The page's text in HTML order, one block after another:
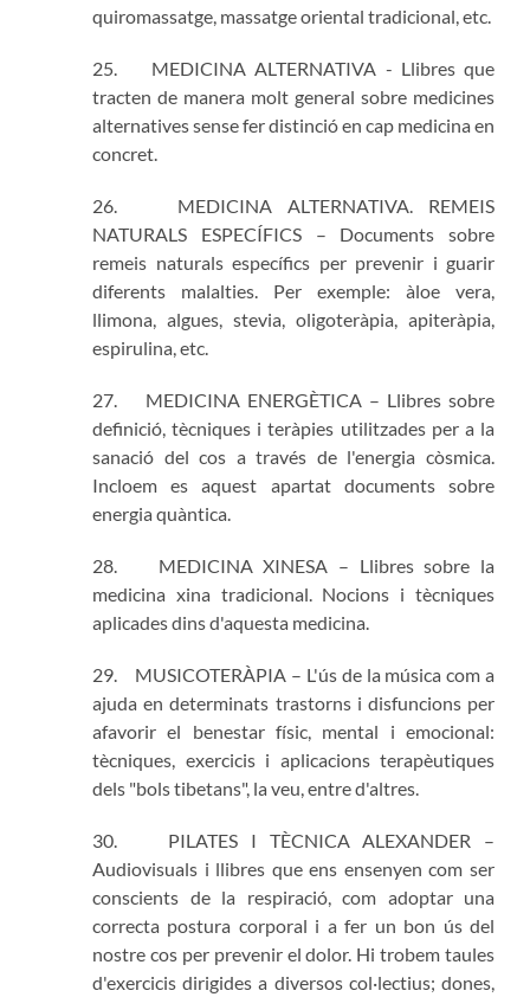
quiromassatge, massatge oriental tradicional, etc.
25. MEDICINA ALTERNATIVA - Llibres que
tracten de manera molt general sobre medicines
alternatives sense fer distinció en cap medicina en
concret.
26. MEDICINA ALTERNATIVA. REMEIS
NATURALS ESPECÍFICS – Documents sobre
remeis naturals específics per prevenir i guarir
diferents malalties. Per exemple: àloe vera,
llimona, algues, stevia, oligoteràpia, apiteràpia,
espirulina, etc.
27. MEDICINA ENERGÈTICA – Llibres sobre
definició, tècniques i teràpies utilitzades per a la
sanació del cos a través de l'energia còsmica.
Incloem es aquest apartat documents sobre
energia quàntica.
28. MEDICINA XINESA – Llibres sobre la
medicina xina tradicional. Nocions i tècniques
aplicades dins d'aquesta medicina.
29. MUSICOTERÀPIA – L'ús de la música com a
ajuda en determinats trastorns i disfuncions per
afavorir el benestar físic, mental i emocional:
tècniques, exercicis i aplicacions terapèutiques
dels "bols tibetans", la veu, entre d'altres.
30. PILATES I TÈCNICA ALEXANDER –
Audiovisuals i llibres que ens ensenyen com ser
conscients de la respiració, com adoptar una
correcta postura corporal i a fer un bon ús del
nostre cos per prevenir el dolor. Hi trobem taules
d'exercicis dirigides a diversos col·lectius; dones,